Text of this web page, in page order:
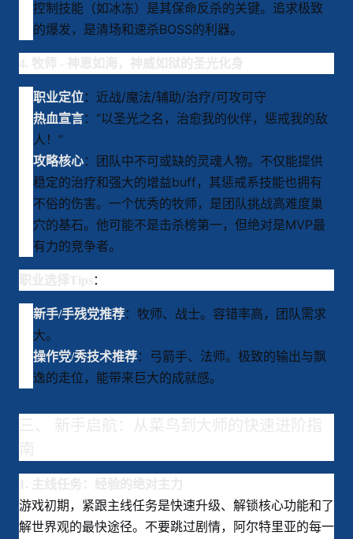
控制技能（如冰冻）是其保命反杀的关键。追求极致
的爆发，是清场和速杀BOSS的利器。
职业定位：近战/魔法/辅助/治疗/可攻可守
热血宣言：“以圣光之名，治愈我的伙伴，惩戒我的敌
人！”
攻略核心：团队中不可或缺的灵魂人物。不仅能提供
稳定的治疗和强大的增益buff，其惩戒系技能也拥有
不俗的伤害。一个优秀的牧师，是团队挑战高难度巢
穴的基石。他可能不是击杀榜第一，但绝对是MVP最
有力的竞争者。
：
新手/手残党推荐：牧师、战士。容错率高，团队需求
大。
操作党/秀技术推荐：弓箭手、法师。极致的输出与飘
逸的走位，能带来巨大的成就感。
游戏初期，紧跟主线任务是快速升级、解锁核心功能和了
解世界观的最快途径。不要跳过剧情，阿尔特里亚的每一